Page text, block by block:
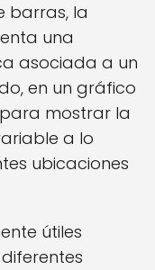
barras, la
una
asociada a un
en un gráfico
mostrar la
a lo
ubicaciones
útiles